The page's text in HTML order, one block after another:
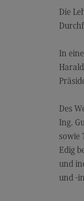
Die
In
Des
Ing.
sowie
Edig
und
und -